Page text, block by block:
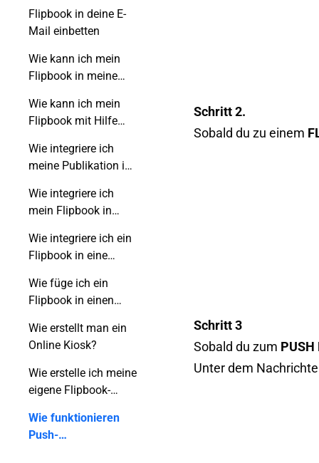
geöffnet wird?
Flipbook in deine E-
Mail einbetten
Wie kann ich mein
Flipbook in meine
einbetten?
Wie kann ich mein
Flipbook mit Hilfe
teilen?
Wie integriere ich
meine Publikation in
Wie integriere ich
mein Flipbook in
Wie integriere ich ein
Flipbook in eine
Wie füge ich ein
Flipbook in einen
ein?
Wie erstellt man ein
Online Kiosk?
Wie erstelle ich meine
eigene Flipbook-
Wie funktionieren
Push-
Schritt 2.
Sobald du zu einem
Schritt 3
Sobald du zum PUSH
Unter dem